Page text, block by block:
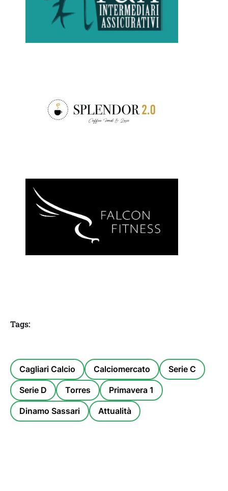
Tags:
Cagliari Calcio Calciomercato Serie C
Serie D Torres Primavera 1
Dinamo Sassari Attualità